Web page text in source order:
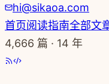
hi@sikaoa.com
首页阅读指南全部文
4,666 篇 · 14 年